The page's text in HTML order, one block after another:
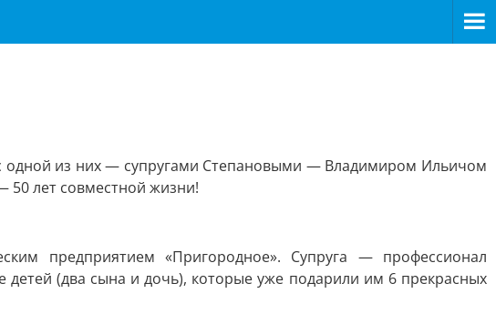
одной из них — супругами Степановыми — Владимиром Ильичом
50 лет совместной жизни!
предприятием «Пригородное». Супруга — профессионал
детей (два сына и дочь), которые уже подарили им 6 прекрасных